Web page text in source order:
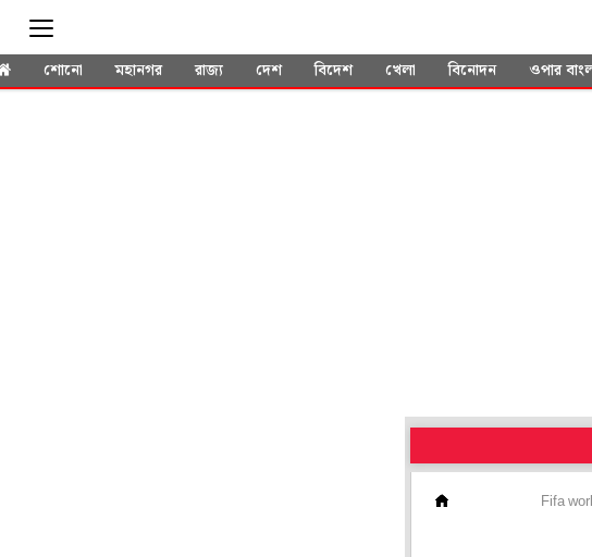
শোনো মহানগর রাজ্য দেশ বিদেশ খেলা বিনোদন ওপার
Fifa